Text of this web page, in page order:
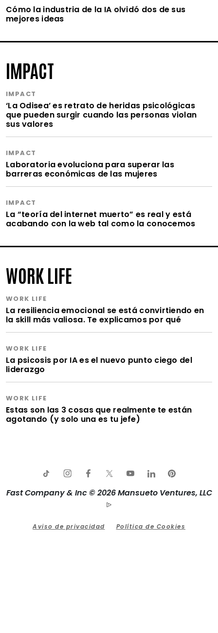
Cómo la industria de la IA olvidó dos de sus
mejores ideas
IMPACT
IMPACT
‘La Odisea’ es retrato de heridas psicológicas
que pueden surgir cuando las personas violan
sus valores
IMPACT
Laboratoria evoluciona para superar las
barreras económicas de las mujeres
IMPACT
La “teoría del internet muerto” es real y está
acabando con la web tal como la conocemos
WORK LIFE
WORK LIFE
La resiliencia emocional se está convirtiendo en
la skill más valiosa. Te explicamos por qué
WORK LIFE
La psicosis por IA es el nuevo punto ciego del
liderazgo
WORK LIFE
Estas son las 3 cosas que realmente te están
agotando (y solo una es tu jefe)
Fast Company & Inc © 2026 Mansueto Ventures, LLC
Aviso de privacidad Política de Cookies